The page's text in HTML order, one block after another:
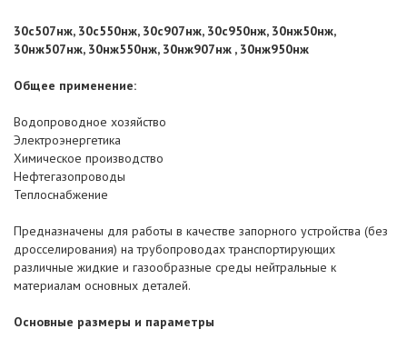
30с507нж, 30с550нж, 30с907нж, 30с950нж, 30нж50нж,
30нж507нж, 30нж550нж, 30нж907нж , 30нж950нж
Общее применение:
Водопроводное хозяйство
Электроэнергетика
Химическое производство
Нефтегазопроводы
Теплоснабжение
Предназначены для работы в качестве запорного устройства (без
дросселирования) на трубопроводах транспортирующих
различные жидкие и газообразные среды нейтральные к
материалам основных деталей.
Основные размеры и параметры